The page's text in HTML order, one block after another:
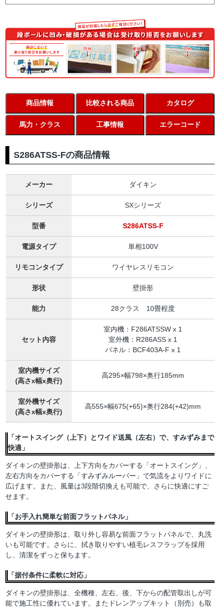
商品情報 比較される商品 カタログ
馬力・クラス 工事情報 エラーコード
S286ATSS-Fの商品情報
メーカー ダイキン
シリーズ SXシリーズ
型番 S286ATSS-F
電源タイプ 単相100V
リモコンタイプ ワイヤレスリモコン
形状 壁掛形
能力 28クラス 10畳程度
セット内容
室内機：F286ATSSW x 1
室外機：R286ASS x 1
パネル：BCF403A-F x 1
室内機サイズ
(高さx幅x奥行)
高295×幅798×奥行185mm
室外機サイズ
(高さx幅x奥行)
高555×幅675(+65)×奥行284(+42)mm
「オートスイング（上下）とワイド送風（左右）で、すみずみまで
快適」
ダイキンの壁掛形は、上下方向をカバーする「オートスイング」、
左右方向をカバーする「すみずみルーバー」で気流をよりワイドに
広げます。また、風量は3段階切換えも可能で、さらに快適にすご
せます。
「お手入れ簡単な前面フラットパネル」
ダイキンの壁掛形は、取り外し容易な前面フラットパネルで、丸洗
いも可能です。さらに、拭き取りやすい植毛レスフラップを採用
し、清潔をずっと保ちます。
「据付条件に柔軟に対応」
ダイキンの壁掛形は、全機種、左右、後、下からの配管取出しが可
能で施工性に優れています。またドレンアップキット（別売）も取